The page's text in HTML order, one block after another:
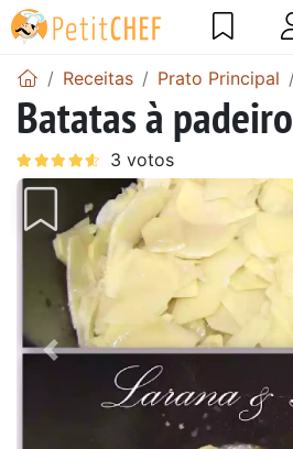
Receitas Prato Principal
Batatas à padeiro
Anterior